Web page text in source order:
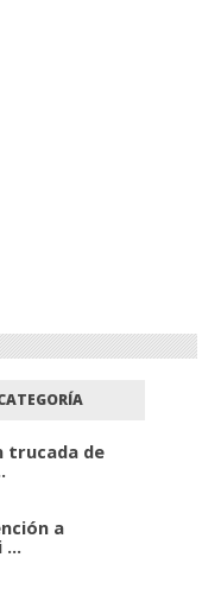
trucada de
a